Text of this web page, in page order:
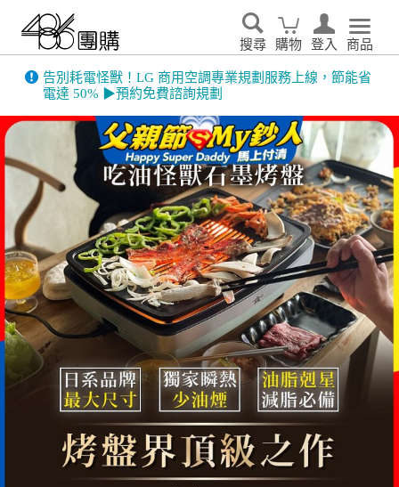
搜尋 購物 登入 商品
告別耗電怪獸！LG 商用空調專業規劃服務上線，節能省
電達 50% ▶預約免費諮詢規劃